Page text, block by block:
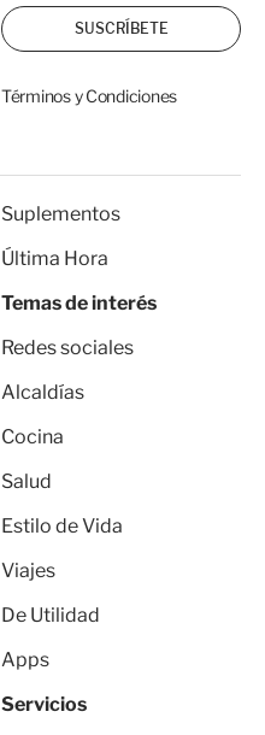
SUSCRÍBETE
Términos y Condiciones
Suplementos
Última Hora
Temas de interés
Redes sociales
Alcaldías
Cocina
Salud
Estilo de Vida
Viajes
De Utilidad
Apps
Servicios